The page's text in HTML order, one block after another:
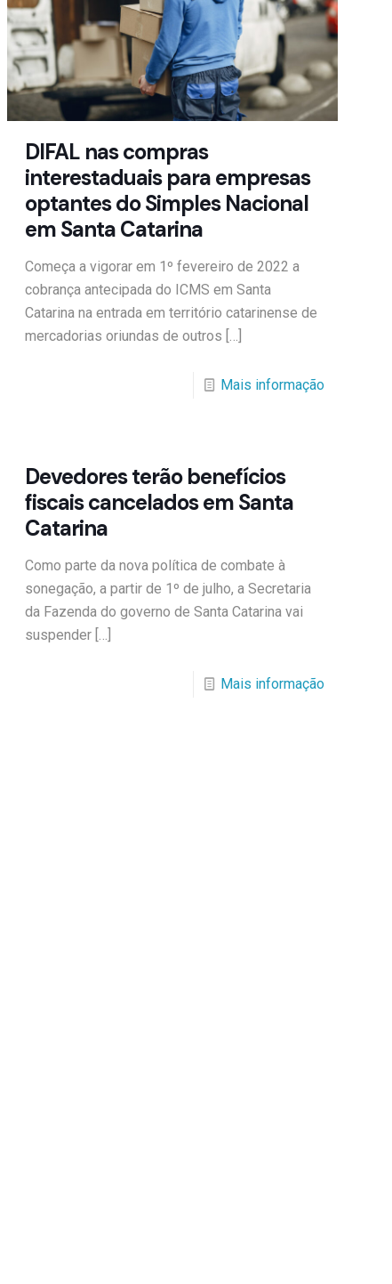
DIFAL nas compras
interestaduais para empresas
optantes do Simples Nacional
em Santa Catarina
Começa a vigorar em 1º fevereiro de 2022 a
cobrança antecipada do ICMS em Santa
Catarina na entrada em território catarinense de
mercadorias oriundas de outros
Mais informação
Devedores terão benefícios
fiscais cancelados em Santa
Catarina
Como parte da nova política de combate à
sonegação, a partir de 1º de julho, a Secretaria
da Fazenda do governo de Santa Catarina vai
suspender
Mais informação